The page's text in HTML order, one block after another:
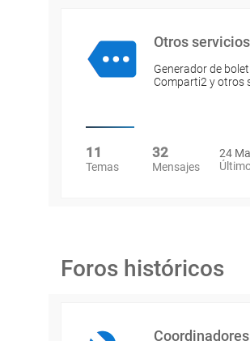
Otros servicios
Generador de
Comparti2 y otros
11
Temas
32
Mensajes
24
Foros históricos